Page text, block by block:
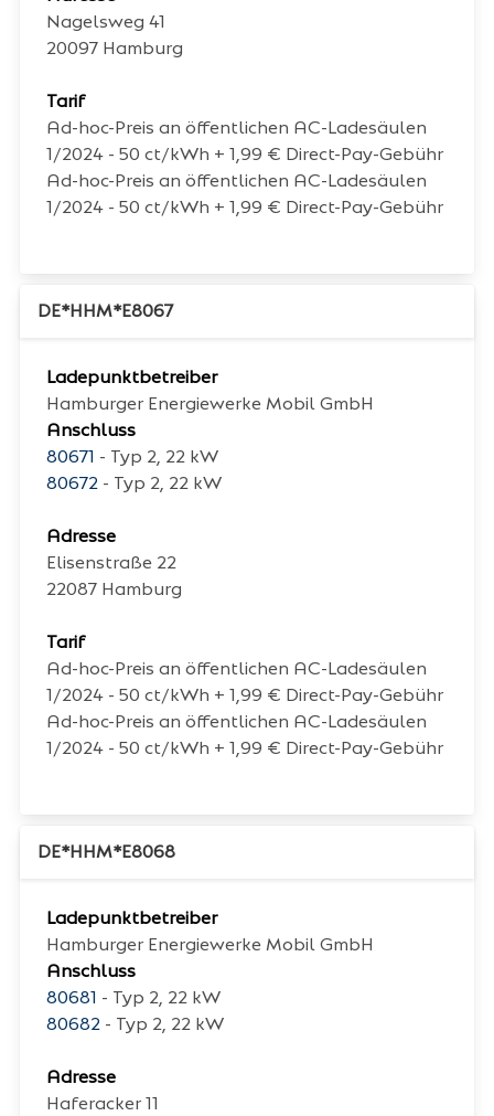
Nagelsweg 41
20097 Hamburg
Tarif
Ad-hoc-Preis an öffentlichen AC-Ladesäulen
1/2024 - 50 ct/kWh + 1,99 € Direct-Pay-Gebühr
Ad-hoc-Preis an öffentlichen AC-Ladesäulen
1/2024 - 50 ct/kWh + 1,99 € Direct-Pay-Gebühr
DE*HHM*E8067
Ladepunktbetreiber
Hamburger Energiewerke Mobil GmbH
Anschluss
80671 - Typ 2, 22 kW
80672 - Typ 2, 22 kW
Adresse
Elisenstraße 22
22087 Hamburg
Tarif
Ad-hoc-Preis an öffentlichen AC-Ladesäulen
1/2024 - 50 ct/kWh + 1,99 € Direct-Pay-Gebühr
Ad-hoc-Preis an öffentlichen AC-Ladesäulen
1/2024 - 50 ct/kWh + 1,99 € Direct-Pay-Gebühr
DE*HHM*E8068
Ladepunktbetreiber
Hamburger Energiewerke Mobil GmbH
Anschluss
80681 - Typ 2, 22 kW
80682 - Typ 2, 22 kW
Adresse
Haferacker 11